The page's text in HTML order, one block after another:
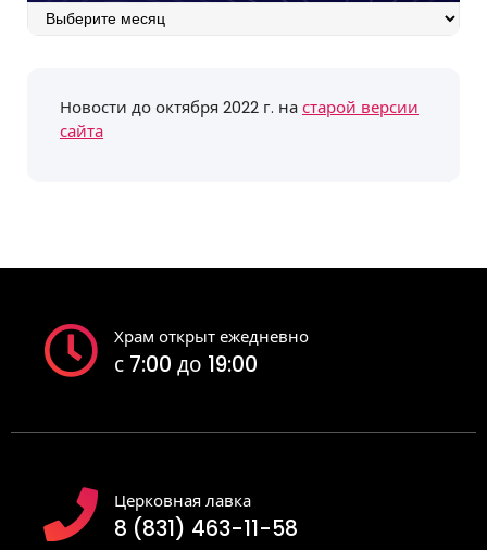
Архив
Новости до октября 2022 г. настарой версии
сайта
Храм открыт ежедневно
с 7:00 до 19:00
Церковная лавка
8 (831) 463-11-58